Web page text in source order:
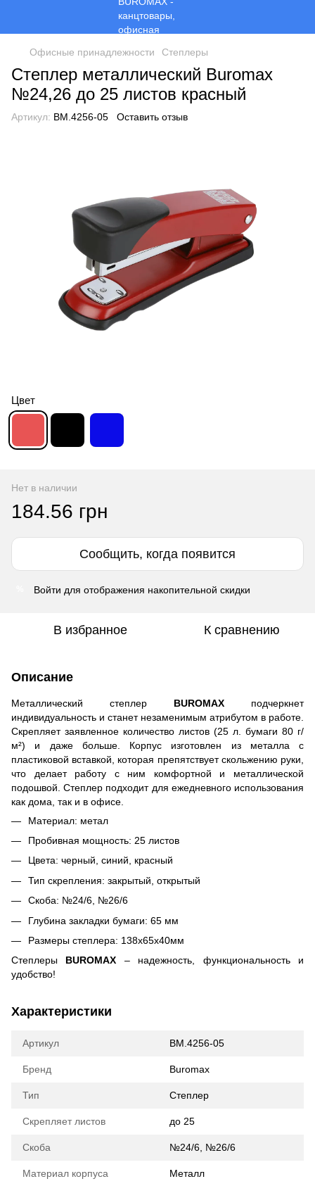
Офисные принадлежности Степлеры
Степлер металлический Buromax
№24,26 до 25 листов красный
Артикул: BM.4256-05 Оставить отзыв
Цвет
Нет в наличии
184.56 грн
Сообщить, когда появится
Войти для отображения накопительной скидки
В избранное К сравнению
Описание
Металлический степлер BUROMAX подчеркнет
индивидуальность и станет незаменимым атрибутом в работе.
Скрепляет заявленное количество листов (25 л. бумаги 80 г/
м²) и даже больше. Корпус изготовлен из металла с
пластиковой вставкой, которая препятствует скольжению руки,
что делает работу с ним комфортной и металлической
подошвой. Степлер подходит для ежедневного использования
как дома, так и в офисе.
Материал: метал
Пробивная мощность: 25 листов
Цвета: черный, синий, красный
Тип скрепления: закрытый, открытый
Скоба: №24/6, №26/6
Глубина закладки бумаги: 65 мм
Размеры степлера: 138х65х40мм
Степлеры BUROMAX – надежность, функциональность и
удобство!
Характеристики
Артикул BM.4256-05
Бренд Buromax
Тип Степлер
Скрепляет листов до 25
Скоба №24/6, №26/6
Материал корпуса Металл